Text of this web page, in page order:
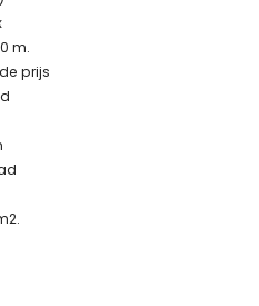
van Ifach (binnen 1000
Luchthaven Alicante (binnen 100
Luchthaven Valencia (>
binnen 50 meter
zich bevindt heeft een
voor gezinnen met
m.
prijs